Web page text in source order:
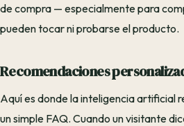
de compra — especialmente para
pueden tocar ni probarse el producto.
Recomendaciones
Aquí es donde la inteligencia artificial
un simple FAQ. Cuando un visitante